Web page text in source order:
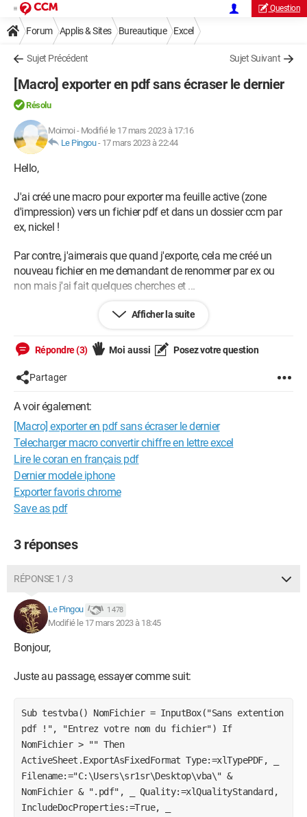
Question
Forum Applis & Sites Bureautique Excel
Sujet Précédent Sujet Suivant
[Macro] exporter en pdf sans écraser le dernier
Résolu
Moimoi - Modifié le 17 mars 2023 à 17:16
Le Pingou- 17 mars 2023 à 22:44
Hello,
J'ai créé une macro pour exporter ma feuille active (zone
d'impression) vers un fichier pdf et dans un dossier ccm par
ex, nickel !
Par contre, j'aimerais que quand j'exporte, cela me créé un
nouveau fichier en me demandant de renommer par ex ou
non mais j'ai fait quelques cherches et ...
Passez un bon weekend :)
Sub testvba() ' ' testvba Macro '
Filename:="C:\Users\sr1sr\Desktop\vba\ccmtest.pdf",
_ Quality:=xlQualityStandard,
IncludeDocProperties:=True, _
IgnorePrintAreas:=False, OpenAfterPublish:=True End
Sub
Afficher la suite
Répondre (3) Moi aussi Posez votre question
Partager
A voir également:
[Macro] exporter en pdf sans écraser le dernier
Telecharger macro convertir chiffre en lettre excel
Lire le coran en français pdf
Dernier modele iphone
Exporter favoris chrome
Save as pdf
3 réponses
RÉPONSE 1 / 3
Le Pingou 1 478
Modifié le 17 mars 2023 à 18:45
Bonjour,
Juste au passage, essayer comme suit:
Sub testvba() NomFichier = InputBox("Sans extention
pdf !", "Entrez votre nom du fichier") If
NomFichier > "" Then
ActiveSheet.ExportAsFixedFormat Type:=xlTypePDF, _
Filename:="C:\Users\sr1sr\Desktop\vba\" &
NomFichier & ".pdf", _ Quality:=xlQualityStandard,
IncludeDocProperties:=True, _